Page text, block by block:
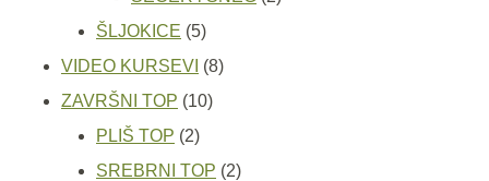
ŠLJOKICE 55
proizvoda
VIDEO KURSEVI 88
ZAVRŠNI TOP 1010
PLIŠ TOP 22
proizvoda
SREBRNI TOP 22